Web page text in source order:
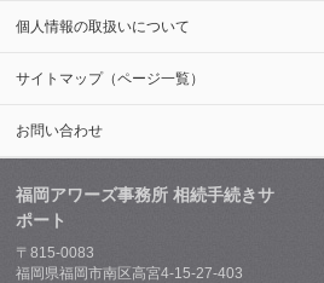
個人情報の取扱いについて
サイトマップ（ページ一覧）
お問い合わせ
福岡アワーズ事務所 相続手続きサ
ポート
〒815-0083
福岡県福岡市南区高宮4-15-27-403